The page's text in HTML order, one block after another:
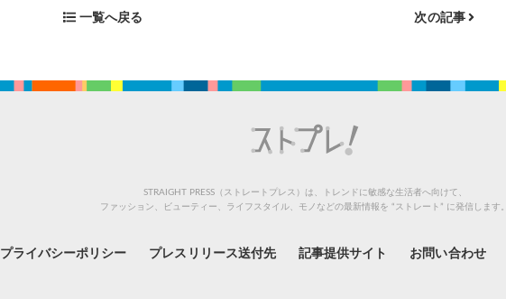
一覧へ戻る 次の記事
STRAIGHT PRESS（ストレートプレス）は、トレンドに敏感な生活者へ向けて、
ファッション、ビューティー、ライフスタイル、モノなどの最新情報を “ストレート” に発信します。
プライバシーポリシー プレスリリース送付先 記事提供サイト お問い合わせ